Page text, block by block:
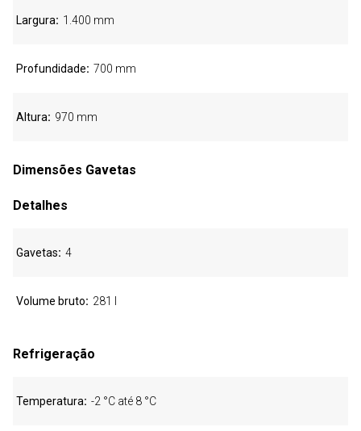
Largura 1.400 mm
Profundidade 700 mm
Altura 970 mm
Dimensões Gavetas
Detalhes
Gavetas 4
Volume bruto 281 l
Refrigeração
Temperatura -2 °C até 8 °C